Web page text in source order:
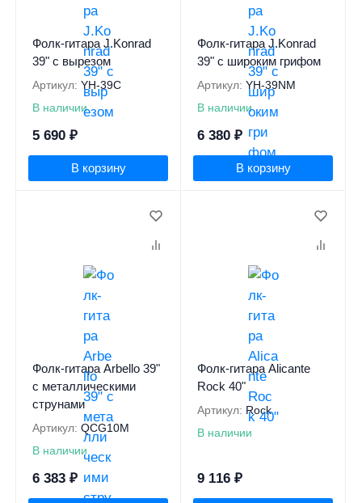
Фолк-гитара J.Konrad
39" с вырезом
Артикул: YH-39C
В наличии
5 690 ₽
В корзину
Фолк-гитара J.Konrad
39" с широким грифом
Артикул: YH-39NM
В наличии
6 380 ₽
В корзину
Фолк-гитара Arbello 39"
с металлическими
струнами
Артикул: QCG10M
В наличии
6 383 ₽
Фолк-гитара Alicante
Rock 40"
Артикул: Rock
В наличии
9 116 ₽